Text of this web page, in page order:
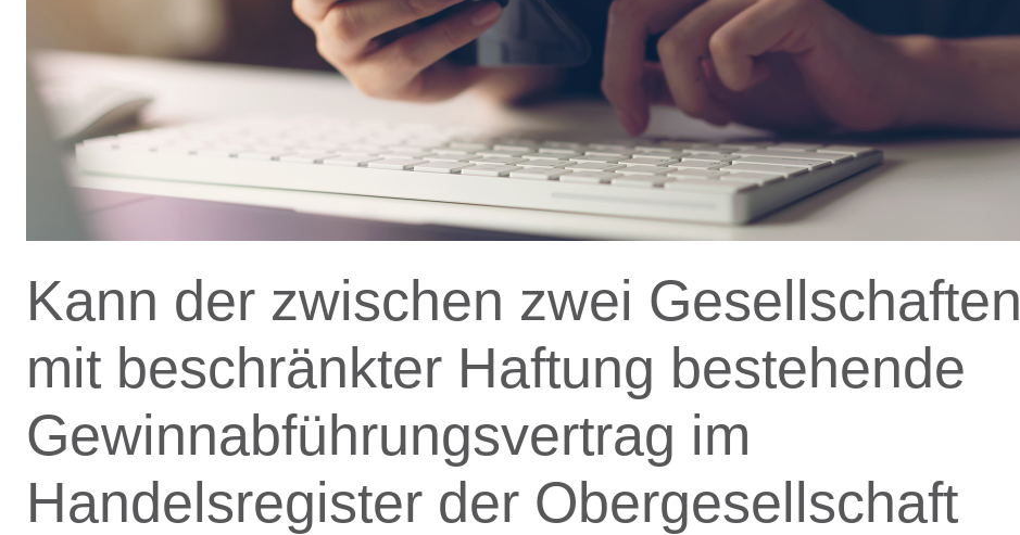
Kann der zwischen zwei Gesellschaften
mit beschränkter Haftung bestehende
Gewinnabführungsvertrag im
Handelsregister der Obergesellschaft